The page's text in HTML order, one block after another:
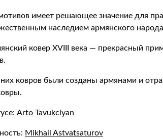
имеет решающее значение для
наследием армянского
ковер XVIII века — прекрасный
ковров были созданы армянами и
Arto Tavukciyan
Mikhail Astvatsaturov